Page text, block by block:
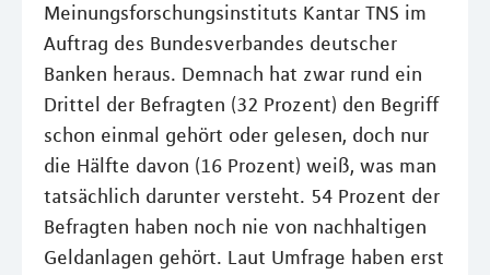
Meinungsforschungsinstituts Kantar TNS im
Auftrag des Bundesverbandes deutscher
Banken heraus. Demnach hat zwar rund ein
Drittel der Befragten (32 Prozent) den Begriff
schon einmal gehört oder gelesen, doch nur
die Hälfte davon (16 Prozent) weiß, was man
tatsächlich darunter versteht. 54 Prozent der
Befragten haben noch nie von nachhaltigen
Geldanlagen gehört. Laut Umfrage haben erst